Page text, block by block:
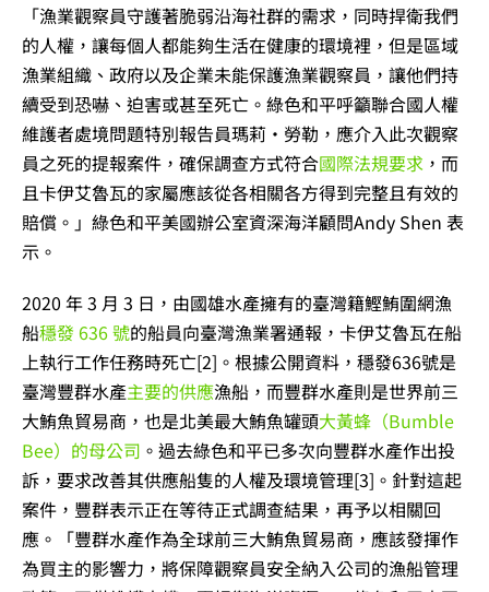
「漁業觀察員守護著脆弱沿海社群的需求，同時捍衛我們
的人權，讓每個人都能夠生活在健康的環境裡，但是區域
漁業組織、政府以及企業未能保護漁業觀察員，讓他們持
續受到恐嚇、迫害或甚至死亡。綠色和平呼籲聯合國人權
維護者處境問題特別報告員瑪莉·勞勒， 應介入此次觀察
員之死的提報案件，確保調查方式符合國際法規要求 ，而
且卡伊艾魯瓦的家屬應該從各相關各方得到完整且有效的
賠償。」綠色和平美國辦公室資深海洋顧問Andy Shen 表
示。
2020 年 3 月 3 日，由國雄水產擁有的臺灣籍鰹鮪圍網漁
船穩發 636 號的船員向臺灣漁業署通報，卡伊艾魯瓦在船
上執行工作任務時死亡[2] 。根據公開資料，穩發636號是
臺灣豐群水產主要的供應漁船，而豐群水產則是世界前三
大鮪魚貿易商，也是北美最大鮪魚罐頭大黃蜂（Bumble
Bee）的母公司 。過去綠色和平已多次向豐群水產作出投
訴，要求改善其供應船隻的人權及環境管理[3] 。針對這起
案件，豐群表示正在等待正式調查結果，再予以相關回
應。
「豐群水產作為全球前三大鮪魚貿易商，應該發揮作
為買主的影響力，將保障觀察員安全納入公司的漁船管理